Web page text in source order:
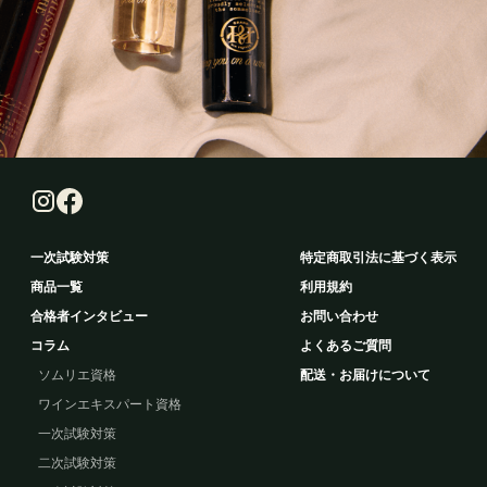
一次試験対策
商品一覧
合格者インタビュー
コラム
ソムリエ資格
ワインエキスパート資格
一次試験対策
二次試験対策
特定商取引法に基づく表示
利用規約
お問い合わせ
よくあるご質問
配送・お届けについて